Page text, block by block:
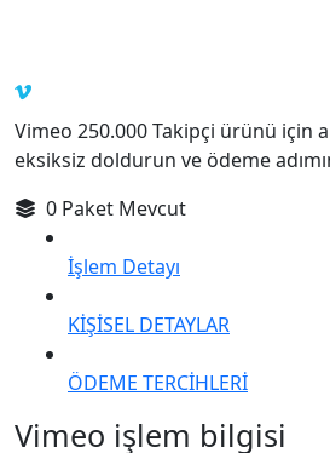
Vimeo 250.000 Takipçi ürünü için
eksiksiz doldurun ve ödeme
0 Paket Mevcut
İşlem Detayı
KİŞİSEL DETAYLAR
ÖDEME TERCİHLERİ
Vimeo işlem bilgisi